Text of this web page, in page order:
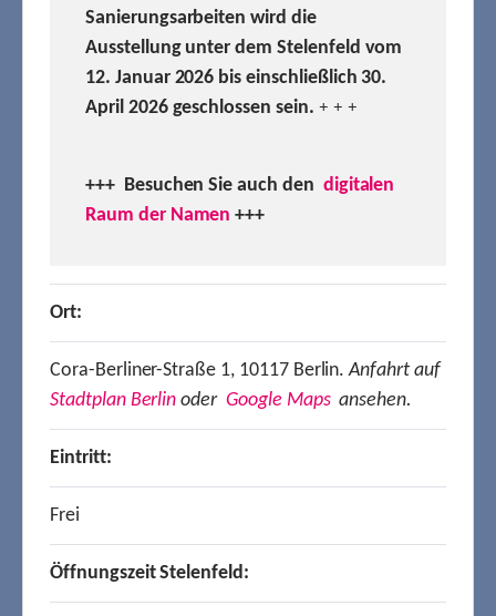
Sanierungsarbeiten wird die
Ausstellung unter dem Stelenfeld vom
12. Januar 2026 bis einschließlich 30.
April 2026 geschlossen sein. + + +
+++ Besuchen Sie auch den digitalen
Raum der Namen +++
Ort:
Cora-Berliner-Straße 1, 10117 Berlin.Anfahrt auf
Stadtplan Berlin oder Google Mapsansehen.
Eintritt:
Frei
Öffnungszeit Stelenfeld: